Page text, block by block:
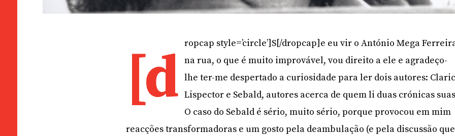
[d ropcap style=’circle’]S[/dropcap]e eu vir o António Mega
na rua, o que é muito improvável, vou direito a ele e agradeço-
lhe ter-me despertado a curiosidade para ler dois autores:
Lispector e Sebald, autores acerca de quem li duas crónicas
O caso do Sebald é sério, muito sério, porque provocou em mim
reacções transformadoras e um gosto pela deambulação (e pela discussão que